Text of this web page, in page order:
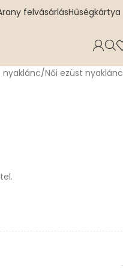
felvásárlásHűségkártya
nyaklánc Női ezüst nyaklánc